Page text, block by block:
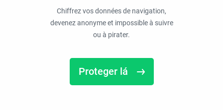
Chiffrez vos données de navigation,
devenez anonyme et impossible à suivre
ou à pirater.
Proteger lá